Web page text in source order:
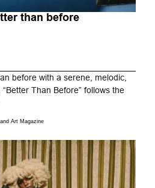
than before
before with a serene, melodic,
Than Before” follows the
Art Magazine